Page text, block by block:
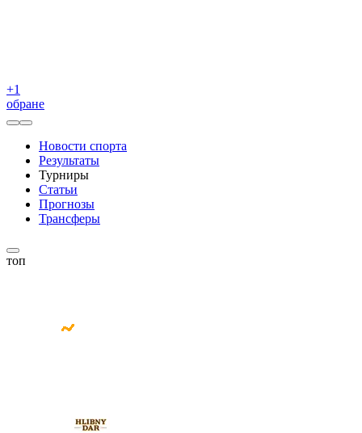
+1
обране
Новости спорта
Результаты
Турниры
Статьи
Прогнозы
Трансферы
топ